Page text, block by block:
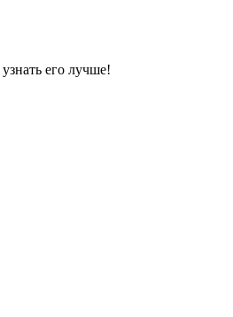
его лучше!